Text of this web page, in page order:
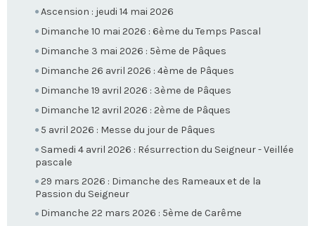
Ascension : jeudi 14 mai 2026
Dimanche 10 mai 2026 : 6ème du Temps Pascal
Dimanche 3 mai 2026 : 5ème de Pâques
Dimanche 26 avril 2026 : 4ème de Pâques
Dimanche 19 avril 2026 : 3ème de Pâques
Dimanche 12 avril 2026 : 2ème de Pâques
5 avril 2026 : Messe du jour de Pâques
Samedi 4 avril 2026 : Résurrection du Seigneur - Veillée
pascale
29 mars 2026 : Dimanche des Rameaux et de la
Passion du Seigneur
Dimanche 22 mars 2026 : 5ème de Carême